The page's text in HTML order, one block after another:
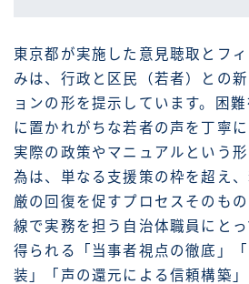
東京都が実施した意見聴取とフ
みは、行政と区民（若者）との
ョンの形を提示しています。困
に置かれがちな若者の声を丁寧
実際の政策やマニュアルという
為は、単なる支援策の枠を超え
厳の回復を促すプロセスそのも
線で実務を担う自治体職員にと
得られる「当事者視点の徹底」
装」「声の還元による信頼構築